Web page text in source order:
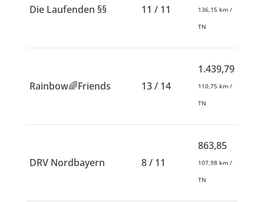
Die Laufenden §§ 11 / 11 136,15 km /
TN
Rainbow🌈Friends 13 / 14
1.439,79
110,75 km /
TN
DRV Nordbayern 8 / 11
863,85
107,98 km /
TN